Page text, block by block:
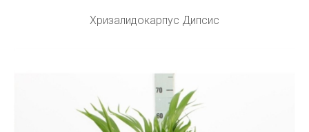
Хризалидокарпус Дипсис